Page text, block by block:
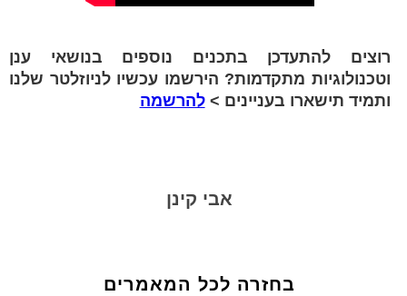
רוצים להתעדכן בתכנים נוספים בנושאי ענן
וטכנולוגיות מתקדמות? הירשמו עכשיו לניוזלטר שלנו
ותמיד תישארו בעניינים >להרשמה
אבי קינן
בחזרה לכל המאמרים